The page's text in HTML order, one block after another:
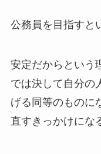
公務員を目指すと
安定だからという
では決して自分の
げる同等のものに
直すきっかけにな